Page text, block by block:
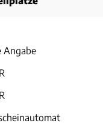
Angabe